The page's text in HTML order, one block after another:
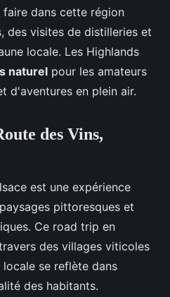
dans cette région
des visites de distilleries et
locale. Les Highlands
naturel pour les amateurs
d'aventures en plein air.
des Vins,
est une expérience
pittoresques et
Ce road trip en
des villages viticoles
se reflète dans
des habitants.